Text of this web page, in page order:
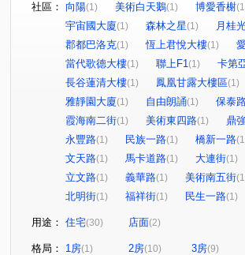
社區： 向陽(1) 美術白天鵝(1) 博愛香榭
宇宙國大廈(1) 森林之星(1) 月桂
郡都巴洛克(1) 恆上君悅大樓(1)
當代歌德大樓(1) 聯上F1(1) 卡第
長谷蓮清大樓(1) 鳳凰甘露大樓區(1)
雅靜園大廈(1) 自由朗誦(1) 保泰
霞海南二街(1) 美術東四路(1) 鼎
永豐路(1) 民族一路(1) 橋新一路
文天路(1) 馬卡道路(1) 大連街(1)
立文路(1) 義華路(1) 美術南五街
北明街(1) 福祥街(1) 民生一路(1)
用途： 住宅(30) 店面(2)
格局： 1房(1) 2房(10) 3房(9)